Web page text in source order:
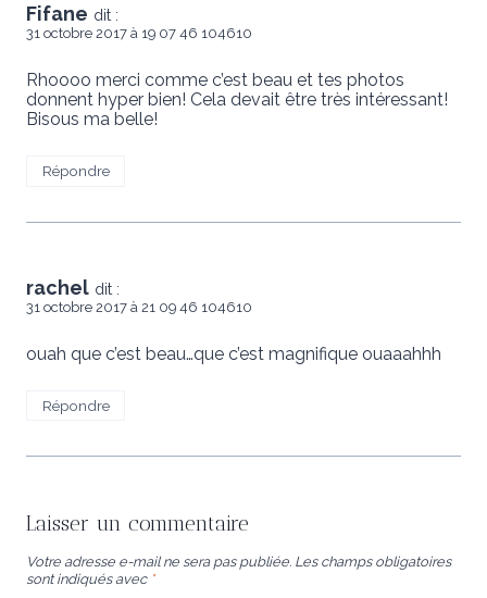
Fifane dit :
31 octobre 2017 à 19 07 46 104610
Rhoooo merci comme c’est beau et tes photos
donnent hyper bien! Cela devait être très intéressant!
Bisous ma belle!
Répondre
rachel dit :
31 octobre 2017 à 21 09 46 104610
ouah que c’est beau…que c’est magnifique ouaaahhh
Répondre
Laisser un commentaire
Votre adresse e-mail ne sera pas publiée. Les champs obligatoires
sont indiqués avec *